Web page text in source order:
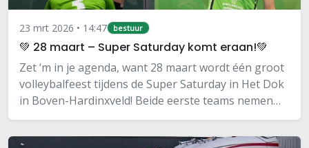
23 mrt 2026 • 14:47 bestuur
💚 28 maart – Super Saturday komt eraan!💚
Zet ‘m in je agenda, want 28 maart wordt één groot
volleybalfeest tijdens de Super Saturday in Het Dok
in Boven-Hardinxveld! Beide eerste teams nemen
het op tegen Volley Lek en IJssel:🏐 Dames 1 speelt
om 17:45 uur🏐 Heren 1 speelt om 20:00…